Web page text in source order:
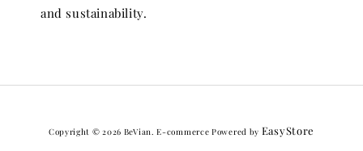
and sustainability.
Copyright © 2026 BeVian. E-commerce Powered by EasyStore